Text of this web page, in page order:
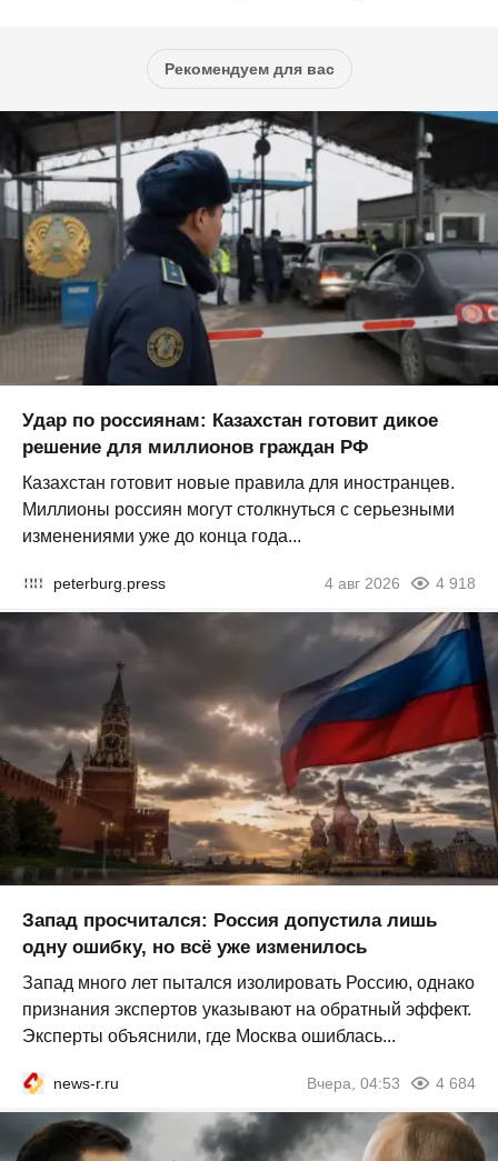
Рекомендуем для вас
Удар по россиянам: Казахстан готовит дикое
решение для миллионов граждан РФ
Казахстан готовит новые правила для иностранцев.
Миллионы россиян могут столкнуться с серьезными
изменениями уже до конца года...
peterburg.press 4 авг 2026 4 918
Запад просчитался: Россия допустила лишь
одну ошибку, но всё уже изменилось
Запад много лет пытался изолировать Россию, однако
признания экспертов указывают на обратный эффект.
Эксперты объяснили, где Москва ошиблась...
news-r.ru Вчера, 04:53 4 684